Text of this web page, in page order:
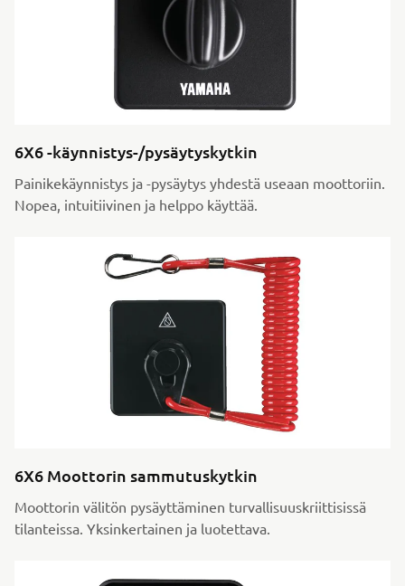
6X6 -käynnistys-/pysäytyskytkin
Painikekäynnistys ja -pysäytys yhdestä useaan moottoriin.
Nopea, intuitiivinen ja helppo käyttää.
6X6 Moottorin sammutuskytkin
Moottorin välitön pysäyttäminen turvallisuuskriittisissä
tilanteissa. Yksinkertainen ja luotettava.